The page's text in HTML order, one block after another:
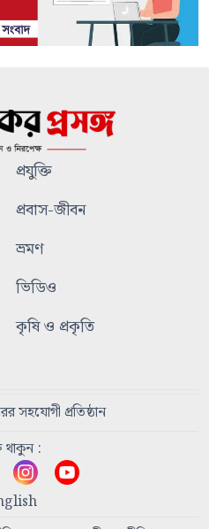
প্রযুক্তি
প্রবাস-জীবন
ভ্রমণ
ভিডিও
কৃষি ও প্রকৃতি
সহযোগী প্রতিষ্ঠান
থাকুন :